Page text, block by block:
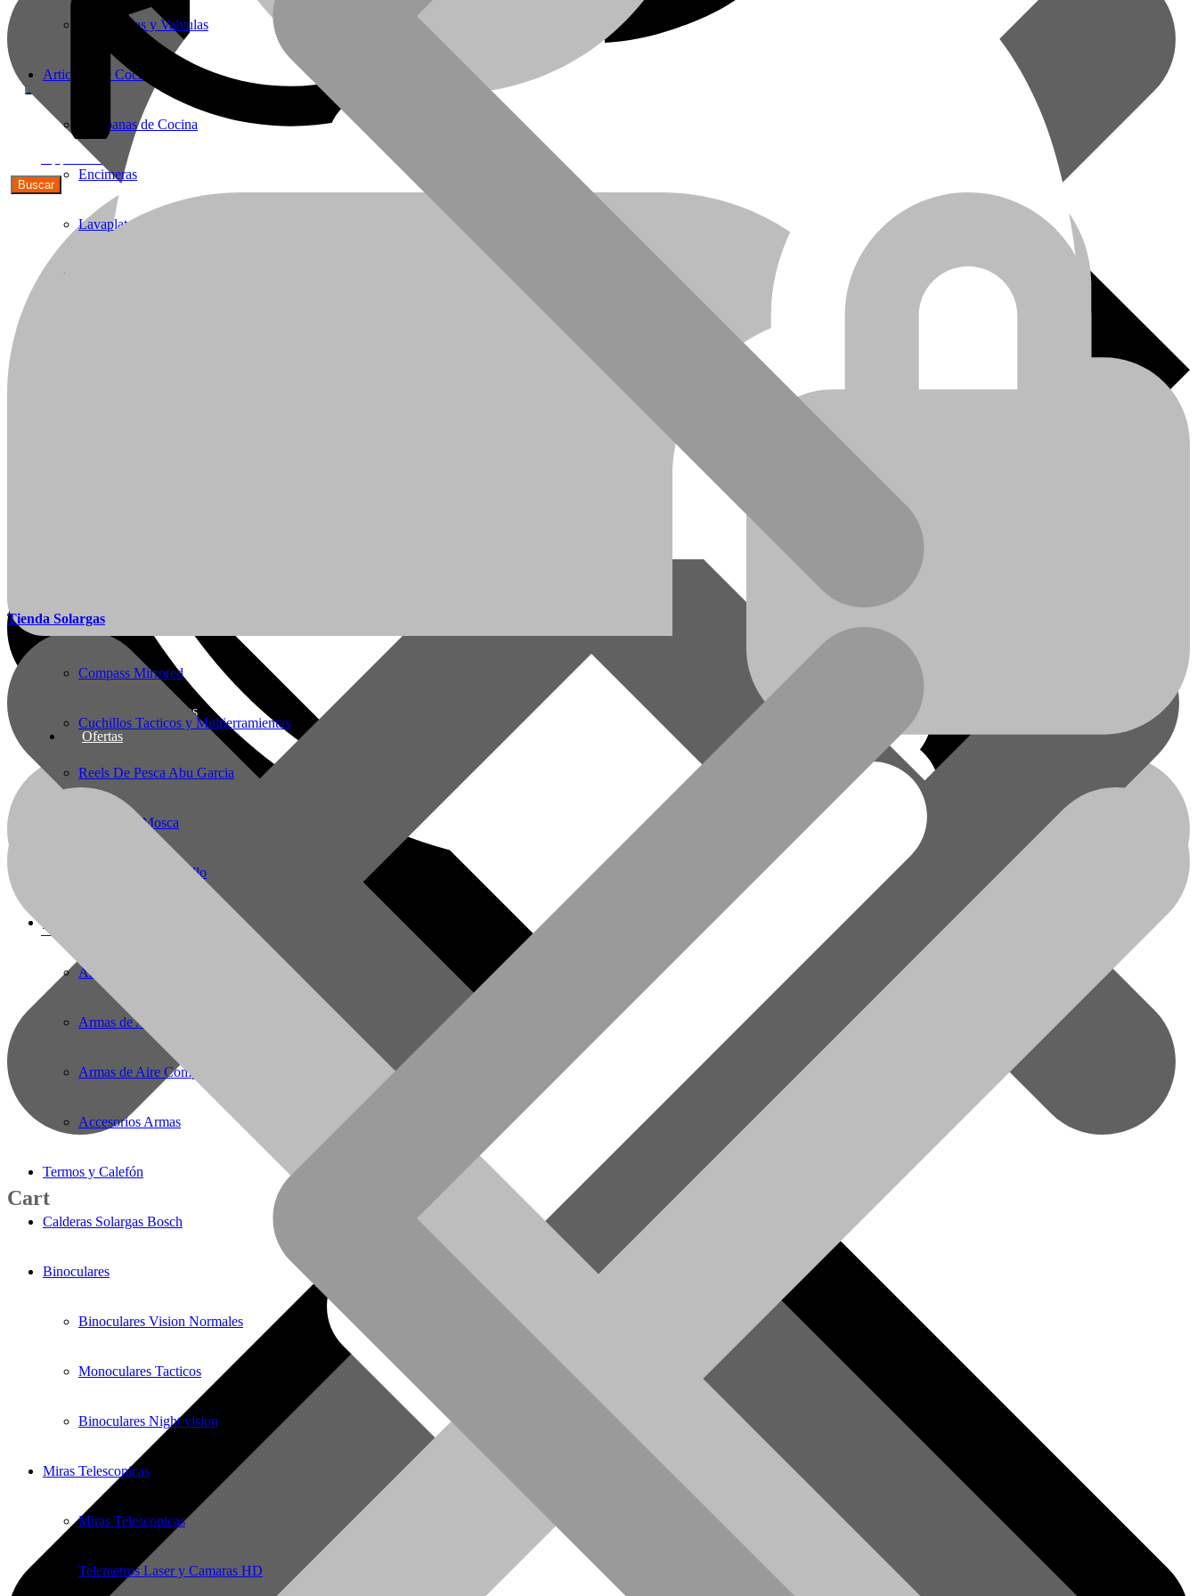
Nueva línea Solargas
56(9)91590692
56(61)2221727
E-Mail:
Cart
Mi Cuenta
Termostatos y Valvulas
Articulos de Cocina
Campanas de Cocina
Encimeras
Lavaplatos y Accesorios
Ropa de Cacería y Militar
Compass Mirrored
Cuchillos Tacticos y Multierramientas
Reels De Pesca Abu Garcia
Pesca Con Mosca
Monturas para Caballo
Armas de Aire Comprimido
Armas de Aire Comprimido PCP
Armas de Aire Competicion
Accesorios Armas
Termos y Calefón
Calderas Solargas Bosch
Binoculares
Binoculares Vision Normales
Monoculares Tacticos
Binoculares Night vision
Miras Telescopicas
Miras Telescopicas
Telemetros Laser y Camaras HD
Ofertas
Tienda Solargas